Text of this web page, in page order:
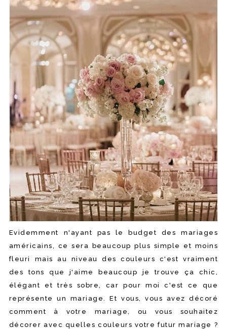
Evidemment n'ayant pas le budget des mariages
américains, ce sera beaucoup plus simple et moins
fleuri mais au niveau des couleurs c'est vraiment
des tons que j'aime beaucoup je trouve ça chic,
élégant et très sobre, car pour moi c'est ce que
représente un mariage. Et vous, vous avez décoré
comment à votre mariage, ou vous souhaitez
décorer avec quelles couleurs votre futur mariage ?